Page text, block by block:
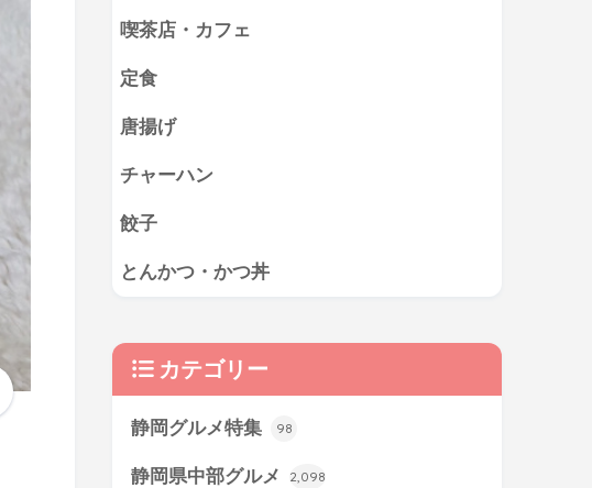
喫茶店・カフェ
定食
唐揚げ
チャーハン
餃子
とんかつ・かつ丼
カテゴリー
静岡グルメ特集 98
静岡県中部グルメ 2,098